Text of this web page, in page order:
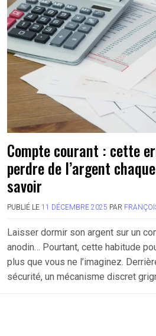
Compte courant : cette
perdre de l’argent
savoir
PUBLIÉ LE 11 DÉCEMBRE 2025 PAR
Laisser dormir son argent sur un
anodin… Pourtant, cette habitude
plus que vous ne l’imaginez.
sécurité, un mécanisme discret